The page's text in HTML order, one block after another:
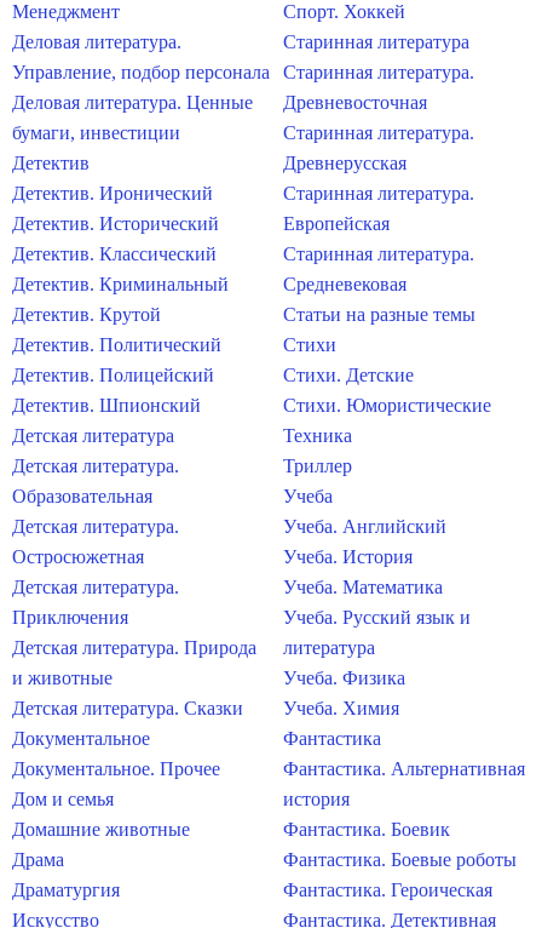
Менеджмент
Деловая литература.
Управление, подбор персонала
Деловая литература. Ценные
бумаги, инвестиции
Детектив
Детектив. Иронический
Детектив. Исторический
Детектив. Классический
Детектив. Криминальный
Детектив. Крутой
Детектив. Политический
Детектив. Полицейский
Детектив. Шпионский
Детская литература
Детская литература.
Образовательная
Детская литература.
Остросюжетная
Детская литература.
Приключения
Детская литература. Природа
и животные
Детская литература. Сказки
Документальное
Документальное. Прочее
Дом и семья
Домашние животные
Драма
Драматургия
Искусство
Спорт. Хоккей
Старинная литература
Старинная литература.
Древневосточная
Старинная литература.
Древнерусская
Старинная литература.
Европейская
Старинная литература.
Средневековая
Статьи на разные темы
Стихи
Стихи. Детские
Стихи. Юмористические
Техника
Триллер
Учеба
Учеба. Английский
Учеба. История
Учеба. Математика
Учеба. Русский язык и
литература
Учеба. Физика
Учеба. Химия
Фантастика
Фантастика. Альтернативная
история
Фантастика. Боевик
Фантастика. Боевые роботы
Фантастика. Героическая
Фантастика. Детективная